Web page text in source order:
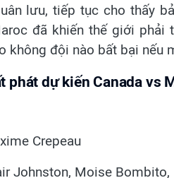
lưu, tiếp tục cho thấy
đã khiến thế giới phải
không đội nào bất bại nếu
phát dự kiến Canada vs
Crepeau
Johnston, Moise Bombito,